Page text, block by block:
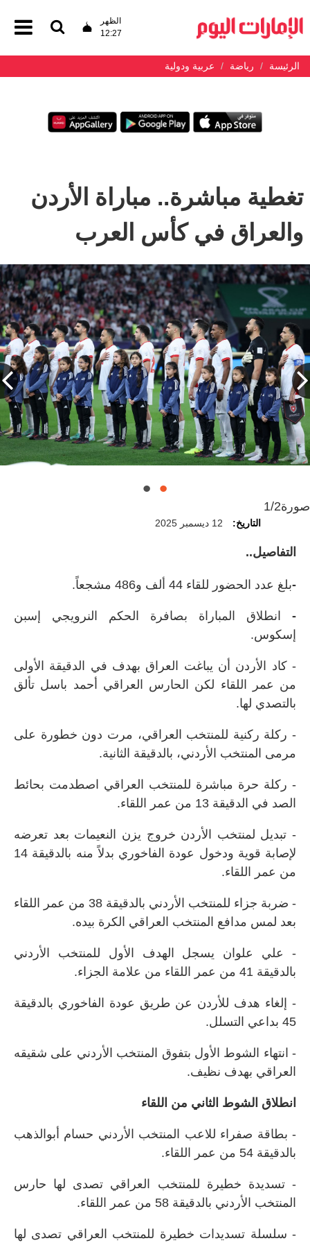
الظهر
12:27
الرئيسة رياضة عربية ودولية
تغطية مباشرة.. مباراة الأردن
والعراق في كأس العرب
صورة1/2
التاريخ: 12 ديسمبر 2025
التفاصيل..
-بلغ عدد الحضور للقاء 44 ألف و486 مشجعاً.
- انطلاق المباراة بصافرة الحكم النرويجي إسبن
إسكوس.
- كاد الأردن أن يباغت العراق بهدف في الدقيقة الأولى
من عمر اللقاء لكن الحارس العراقي أحمد باسل تألق
بالتصدي لها.
- ركلة ركنية للمنتخب العراقي، مرت دون خطورة على
مرمى المنتخب الأردني، بالدقيقة الثانية.
- ركلة حرة مباشرة للمنتخب العراقي اصطدمت بحائط
الصد في الدقيقة 13 من عمر اللقاء.
- تبديل لمنتخب الأردن خروج يزن النعيمات بعد تعرضه
لإصابة قوية ودخول عودة الفاخوري بدلاً منه بالدقيقة 14
من عمر اللقاء.
- ضربة جزاء للمنتخب الأردني بالدقيقة 38 من عمر اللقاء
بعد لمس مدافع المنتخب العراقي الكرة بيده.
- علي علوان يسجل الهدف الأول للمنتخب الأردني
بالدقيقة 41 من عمر اللقاء من علامة الجزاء.
- إلغاء هدف للأردن عن طريق عودة الفاخوري بالدقيقة
45 بداعي التسلل.
- انتهاء الشوط الأول بتفوق المنتخب الأردني على شقيقه
العراقي بهدف نظيف.
انطلاق الشوط الثاني من اللقاء
- بطاقة صفراء للاعب المنتخب الأردني حسام أبوالذهب
بالدقيقة 54 من عمر اللقاء.
- تسديدة خطيرة للمنتخب العراقي تصدى لها حارس
المنتخب الأردني بالدقيقة 58 من عمر اللقاء.
- سلسلة تسديدات خطيرة للمنتخب العراقي تصدى لها